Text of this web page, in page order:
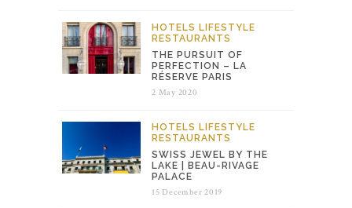
HOTELS LIFESTYLE
RESTAURANTS
THE PURSUIT OF
PERFECTION – LA
RÉSERVE PARIS
2 May 2020
HOTELS LIFESTYLE
RESTAURANTS
SWISS JEWEL BY THE
LAKE | BEAU-RIVAGE
PALACE
15 December 2019